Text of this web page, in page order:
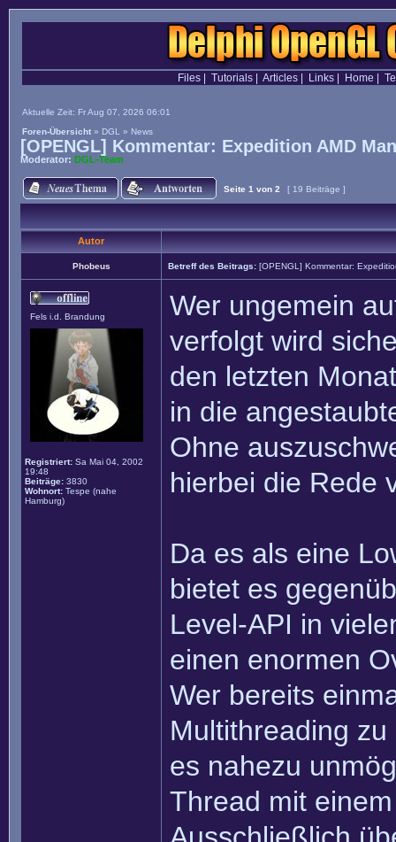
Files| Tutorials| Articles| Links| Home
Aktuelle Zeit: Fr Aug 07, 2026 06:01
Foren-Übersicht » DGL » News
[OPENGL] Kommentar: Expedition AMD
Moderator: DGL-Team
Seite 1 von 2 [ 19 Beiträge ]
Autor
Phobeus Betreff des Beitrags: [OPENGL] Kommentar:
Fels i.d. Brandung
Registriert: Sa Mai 04, 2002
19:48
Beiträge: 3830
Wohnort: Tespe (nahe
Hamburg)
Wer ungemein
verfolgt wird
den letzten
in die
Ohne
hierbei die Rede
Da es als eine
bietet es
Level-API in
einen enormen
Wer bereits
Multithreading
es nahezu
Thread mit